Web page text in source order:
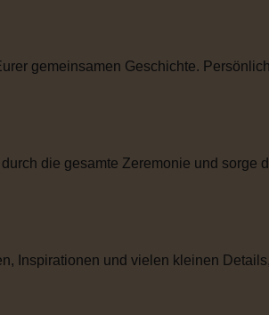
gemeinsamen Geschichte.
die gesamte Zeremonie und sorge
Inspirationen und vielen kleinen